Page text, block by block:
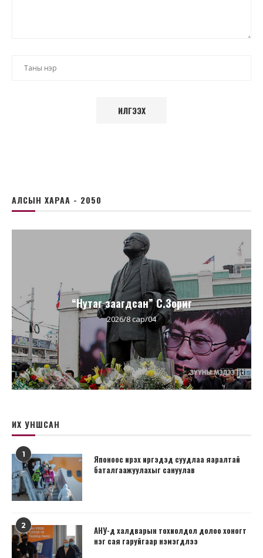
АЛСЫН ХАРАА - 2050
“Нутаг заагдсан” С.Зориг
2026/8 сар/04
ИХ УНШСАН
1
Японоос ирэх иргэдэд суудлаа яаралтай
баталгаажуулахыг сануулав
2
АНУ-д халдварын тохиолдол долоо хоногт
нэг сая гаруйгаар нэмэгдлээ